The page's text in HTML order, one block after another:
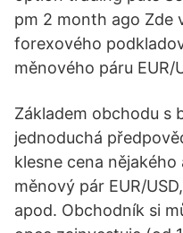
pm 2 month ago Zde
forexového
měnového páru EUR/
Základem obchodu s
jednoduchá
klesne cena
měnový pár EUR/
apod. Obchodník si